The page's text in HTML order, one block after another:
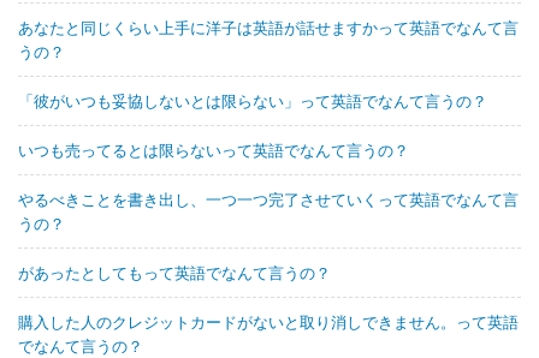
あなたと同じくらい上手に洋子は英語が話せますかって英語でなんて言
うの？
「彼がいつも妥協しないとは限らない」って英語でなんて言うの？
いつも売ってるとは限らないって英語でなんて言うの？
やるべきことを書き出し、一つ一つ完了させていくって英語でなんて言
うの？
があったとしてもって英語でなんて言うの？
購入した人のクレジットカードがないと取り消しできません。って英語
でなんて言うの？